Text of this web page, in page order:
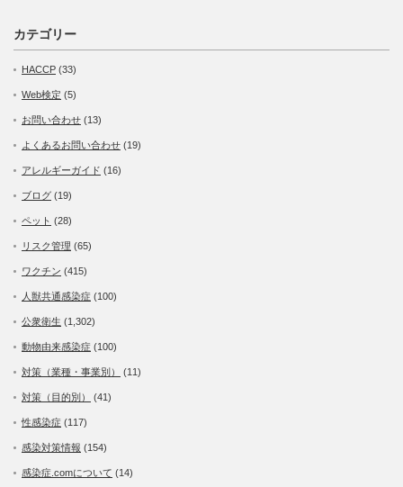
カテゴリー
HACCP (33)
Web検定 (5)
お問い合わせ (13)
よくあるお問い合わせ (19)
アレルギーガイド (16)
ブログ (19)
ペット (28)
リスク管理 (65)
ワクチン (415)
人獣共通感染症 (100)
公衆衛生 (1,302)
動物由来感染症 (100)
対策（業種・事業別） (11)
対策（目的別） (41)
性感染症 (117)
感染対策情報 (154)
感染症.comについて (14)